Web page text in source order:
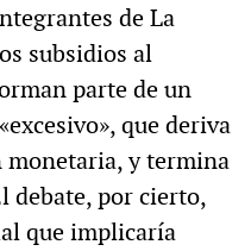
de La
subsidios al
parte de un
que deriva
y termina
debate, por cierto,
que implicaría